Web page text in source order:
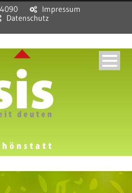
Impressum
Datenschutz